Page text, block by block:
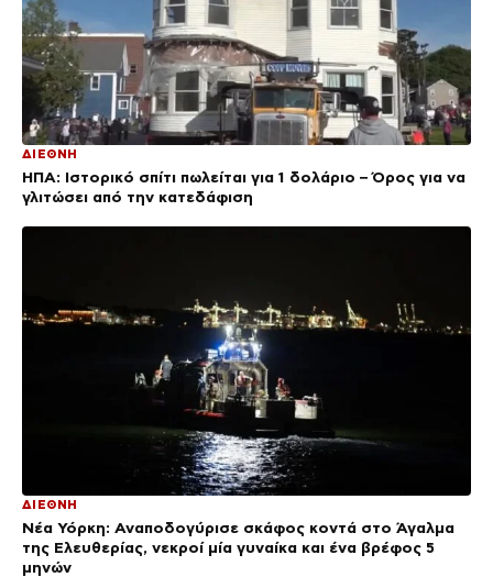
ΔΙΕΘΝΗ
ΗΠΑ: Ιστορικό σπίτι πωλείται για 1 δολάριο – Όρος για να
γλιτώσει από την κατεδάφιση
ΔΙΕΘΝΗ
Νέα Υόρκη: Αναποδογύρισε σκάφος κοντά στο Άγαλμα
της Ελευθερίας, νεκροί μία γυναίκα και ένα βρέφος 5
μηνών